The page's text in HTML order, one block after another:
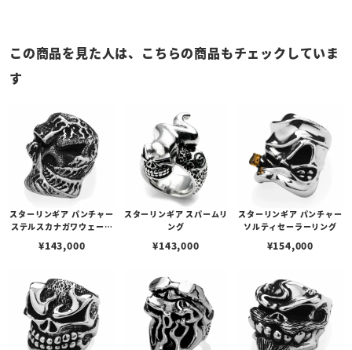
この商品を見た人は、こちらの商品もチェックしていま
す
スターリンギア パンチャー
ステルスカナガワウェーブ
¥143,000
スターリンギア スパームリ
ング
¥143,000
スターリンギア パンチャー
ソルティセーラーリング
¥154,000